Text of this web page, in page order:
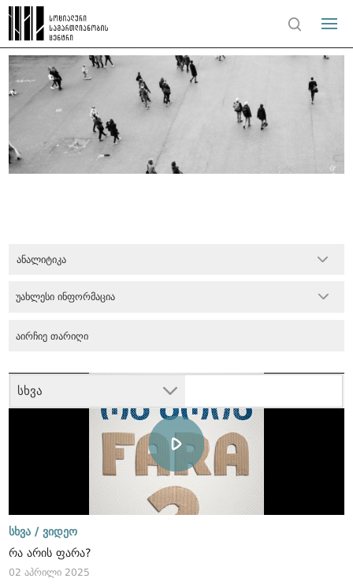
ანალიტიკა
სხვა
უახლესი ინფორმაცია
სხვა / ვიდეო
რა არის ფარა?
02 აპრილი 2025